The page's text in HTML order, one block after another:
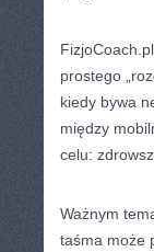
prostego
kiedy bywa
między
celu:
Ważnym
taśma może